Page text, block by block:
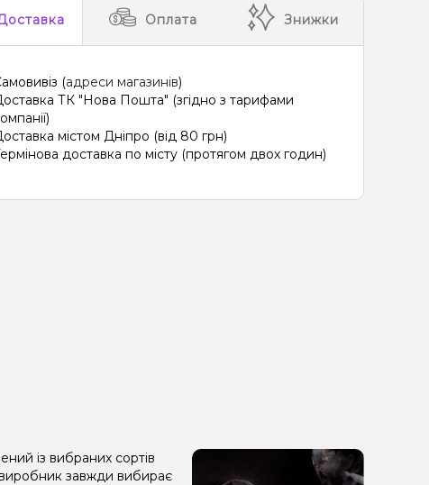
Оплата Знижки
(адреси магазинів)
ТК "Нова Пошта" (згідно з тарифами
містом Дніпро (від 80 грн)
доставка по місту (протягом двох годин)
із вибраних сортів
завжди вибирає